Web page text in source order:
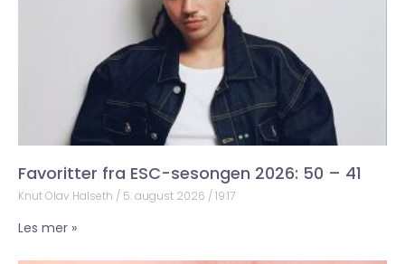
Favoritter fra ESC-sesongen 2026: 50 – 41
Knut Olav Halseth 5. august 2026 19:17
Les mer »